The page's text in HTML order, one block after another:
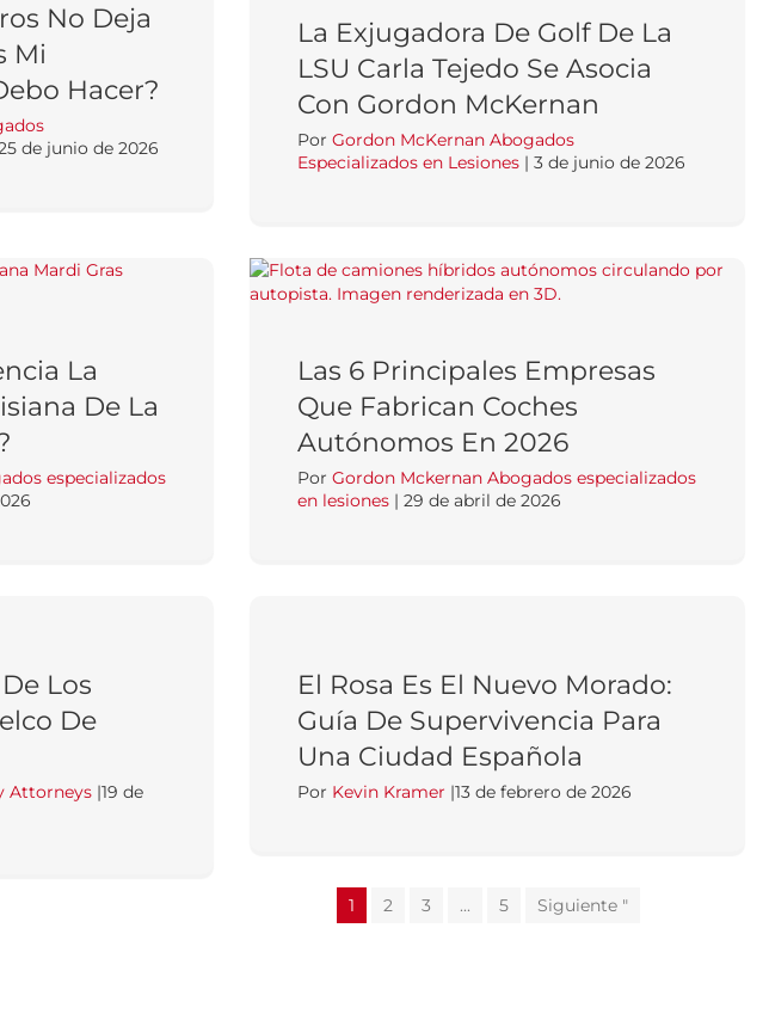
No Deja
Mi
Hacer?
de junio de 2026
La Exjugadora De Golf De La
LSU Carla Tejedo Se Asocia
Con Gordon McKernan
PorGordon McKernan Abogados
Especializados en Lesiones |3 de junio de 2026
La
De La
especializados
Las 6 Principales Empresas
Que Fabrican Coches
Autónomos En 2026
PorGordon Mckernan Abogados especializados
en lesiones |29 de abril de 2026
Los
De
Attorneys |19 de
El Rosa Es El Nuevo Morado:
Guía De Supervivencia Para
Una Ciudad Española
Por Kevin Kramer |13 de febrero de 2026
1 2 3 ... 5 Siguiente "